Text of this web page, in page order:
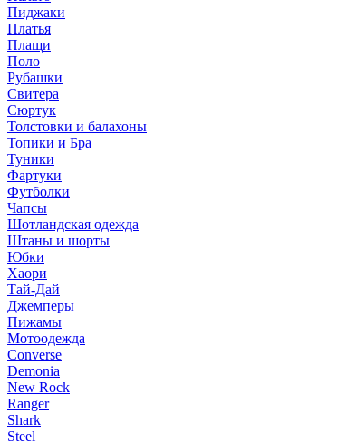
Пиджаки
Платья
Плащи
Поло
Рубашки
Свитера
Сюртук
Толстовки и балахоны
Топики и Бра
Туники
Фартуки
Футболки
Чапсы
Шотландская одежда
Штаны и шорты
Юбки
Хаори
Тай-Дай
Джемперы
Пижамы
Мотоодежда
Converse
Demonia
New Rock
Ranger
Shark
Steel